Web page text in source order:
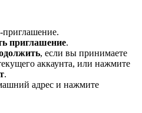
приглашение.
, если вы принимаете
аккаунта, или нажмите
.
адрес и нажмите